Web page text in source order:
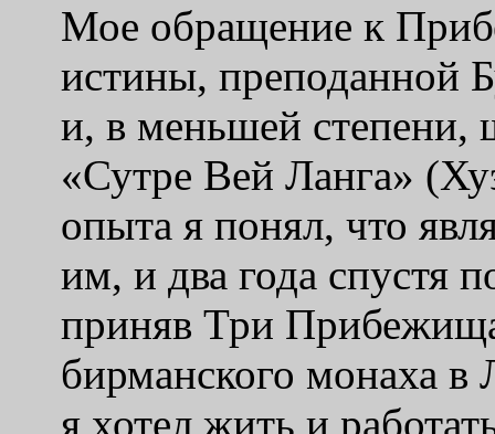
Мое обращение к
истины, преподанной
и, в меньшей степени,
«Сутре Вей Ланга» (
опыта я понял, что
им, и два года спустя
приняв Три
бирманского монаха в
я хотел жить и